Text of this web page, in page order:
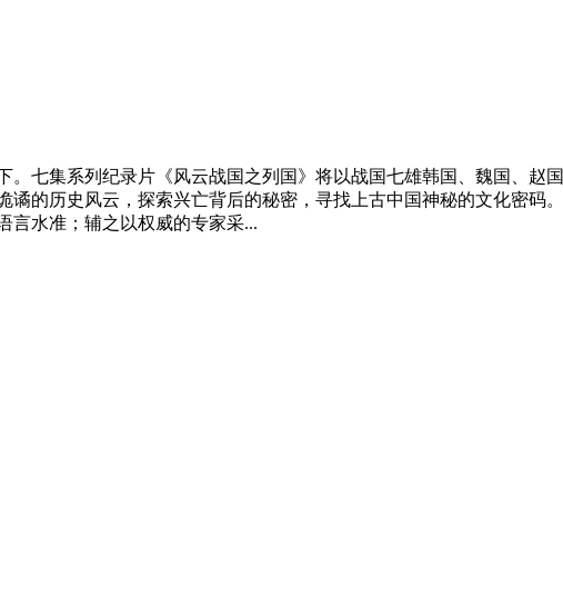
七集系列纪录片《风云战国之列国》将以战国七雄韩国、魏国、赵
的历史风云，探索兴亡背后的秘密，寻找上古中国神秘的文化密码
言水准；辅之以权威的专家采...